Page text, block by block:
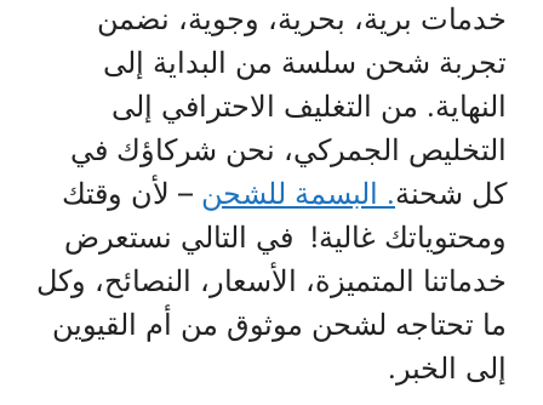
خدمات برية، بحرية، وجوية، نضمن
تجربة شحن سلسة من البداية إلى
النهاية. من التغليف الاحترافي إلى
التخليص الجمركي، نحن شركاؤك في
كل شحنة. البسمة للشحن – لأن وقتك
ومحتوياتك غالية! في التالي نستعرض
خدماتنا المتميزة، الأسعار، النصائح، وكل
ما تحتاجه لشحن موثوق من أم القيوين
إلى الخبر.